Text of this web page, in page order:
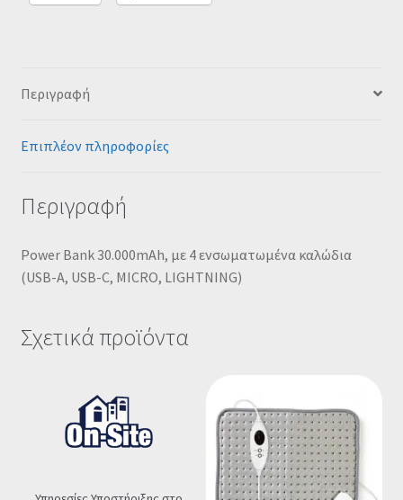
Περιγραφή
Επιπλέον πληροφορίες
Περιγραφή
Power Bank 30.000mAh, με 4 ενσωματωμένα καλώδια
(USB-A, USB-C, MICRO, LIGHTNING)
Σχετικά προϊόντα